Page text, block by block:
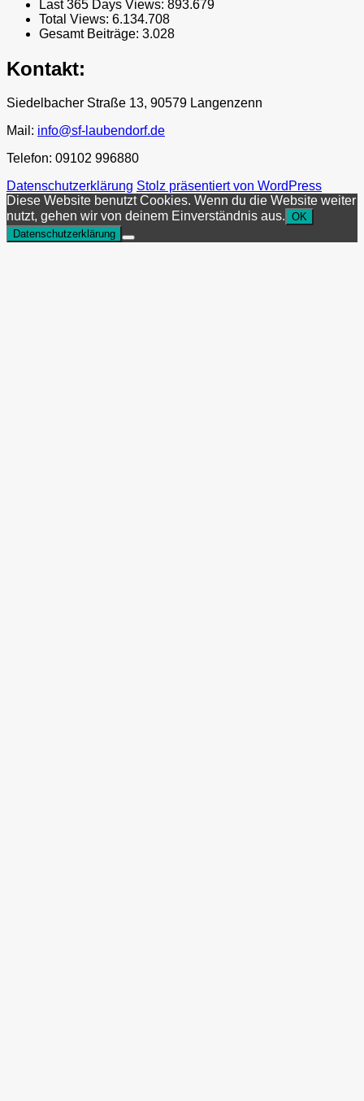
Last 365 Days Views: 893.679
Total Views: 6.134.708
Gesamt Beiträge: 3.028
Kontakt:
Siedelbacher Straße 13, 90579 Langenzenn
Mail: info@sf-laubendorf.de
Telefon: 09102 996880
Datenschutzerklärung Stolz präsentiert von WordPress
Diese Website benutzt Cookies. Wenn du die Website weiter
nutzt, gehen wir von deinem Einverständnis aus. OK
Datenschutzerklärung